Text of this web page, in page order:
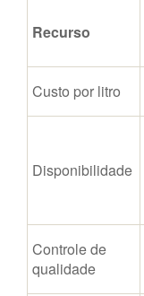
Recurso
Custo por litro
Disponibilidade
Controle de
qualidade